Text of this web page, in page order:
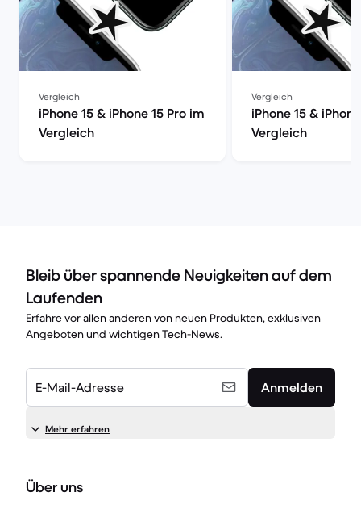
Vergleich
iPhone 15 & iPhone 15 Pro im
Vergleich
Vergleich
iPhone 15 &
Vergleich
Bleib über spannende Neuigkeiten auf dem
Laufenden
Erfahre vor allen anderen von neuen Produkten, exklusiven
Angeboten und wichtigen Tech-News.
E-Mail-Adresse Anmelden
Mehr erfahren
Über uns